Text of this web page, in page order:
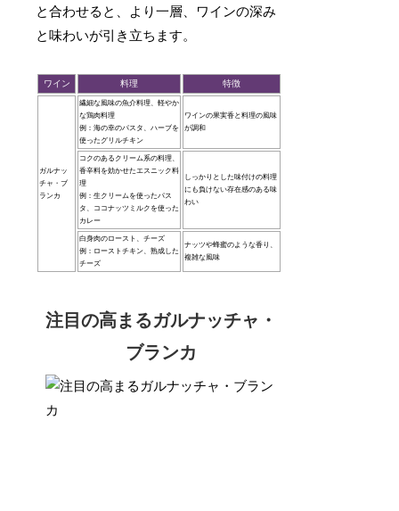
と合わせると、より一層、ワインの深み
と味わいが引き立ちます。
ワイン 料理 特徴
ガルナッ
チャ・ブ
ランカ
繊細な風味の魚介料理、軽やか
な鶏肉料理
例：海の幸のパスタ、ハーブを
使ったグリルチキン
ワインの果実香と料理の風味
が調和
コクのあるクリーム系の料理、
香辛料を効かせたエスニック料
理
例：生クリームを使ったパス
タ、ココナッツミルクを使った
カレー
しっかりとした味付けの料理
にも負けない存在感のある味
わい
白身肉のロースト、チーズ
例：ローストチキン、熟成した
チーズ
ナッツや蜂蜜のような香り、
複雑な風味
注目の高まるガルナッチャ・
ブランカ